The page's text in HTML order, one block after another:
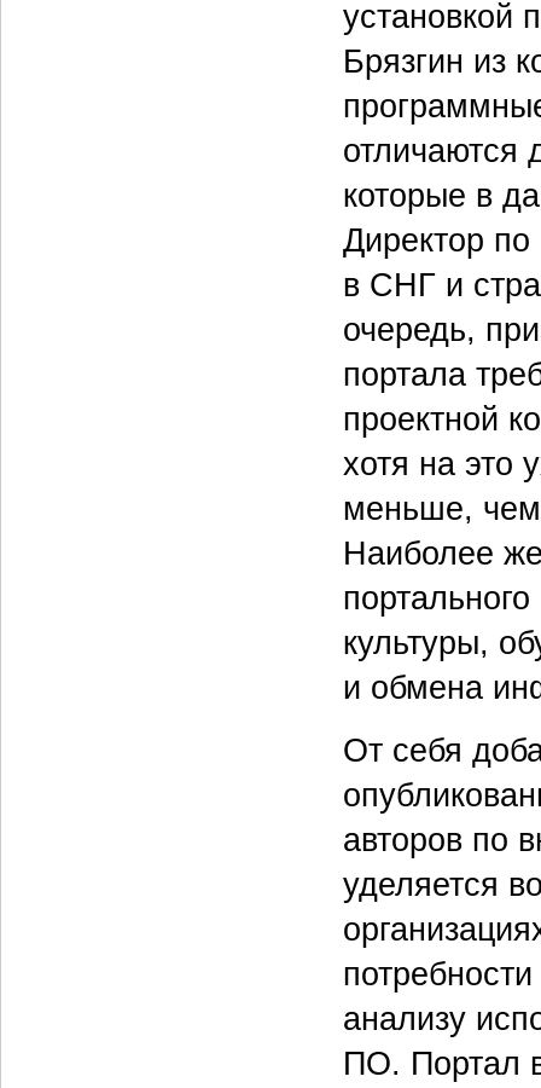
установкой
Брязгин из
отличаются
которые в
Директор по
в СНГ и
очередь,
портала
проектной
хотя на это
меньше,
Наиболее
культуры,
и обмена
От себя
авторов по
уделяется
анализу
ПО. Портал